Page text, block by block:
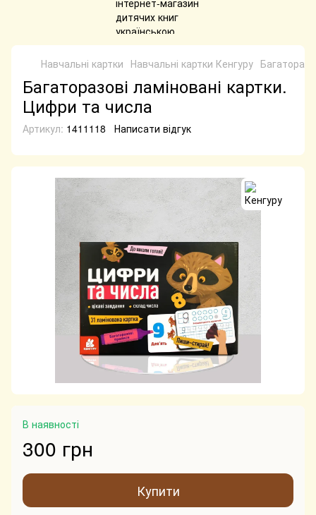
Навчальні картки Навчальні картки Кенгуру
​Багаторазові ламіновані картки.
Цифри та числа
Артикул: 1411118 Написати відгук
В наявності
300 грн
Купити